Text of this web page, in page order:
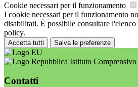
Cookie necessari per il funzionamento
I cookie necessari per il funzionamento
disabilitati. È possibile consultare
policy.
Accetta tutti Salva le preferenze
Istituto
Contatti